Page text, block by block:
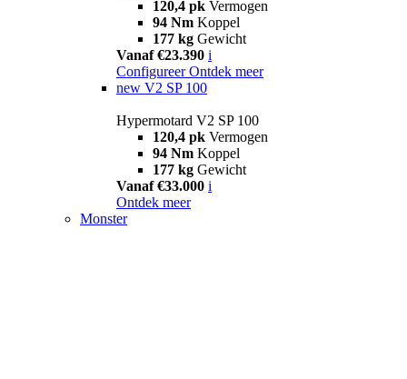
120,4 pk Vermogen
94 Nm Koppel
177 kg Gewicht
Vanaf €23.390 i
Configureer Ontdek meer
new V2 SP 100
Hypermotard V2 SP 100
120,4 pk Vermogen
94 Nm Koppel
177 kg Gewicht
Vanaf €33.000 i
Ontdek meer
Monster